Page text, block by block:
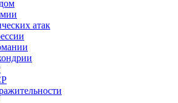
атак